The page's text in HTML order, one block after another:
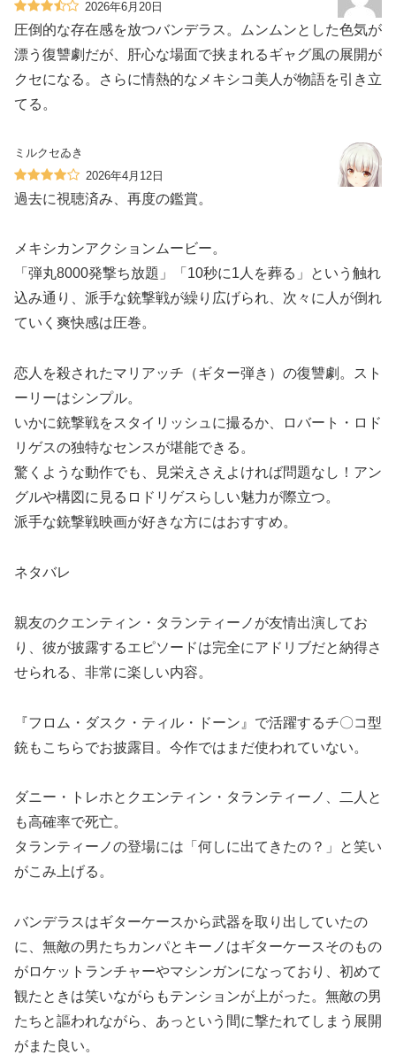
2026年6月20日
圧倒的な存在感を放つバンデラス。ムンムンとした色気が
漂う復讐劇だが、肝心な場面で挟まれるギャグ風の展開が
クセになる。さらに情熱的なメキシコ美人が物語を引き立
てる。
ミルクセゐき
2026年4月12日
過去に視聴済み、再度の鑑賞。
メキシカンアクションムービー。
「弾丸8000発撃ち放題」「10秒に1人を葬る」という触れ
込み通り、派手な銃撃戦が繰り広げられ、次々に人が倒れ
ていく爽快感は圧巻。
恋人を殺されたマリアッチ（ギター弾き）の復讐劇。スト
ーリーはシンプル。
いかに銃撃戦をスタイリッシュに撮るか、ロバート・ロド
リゲスの独特なセンスが堪能できる。
驚くような動作でも、見栄えさえよければ問題なし！アン
グルや構図に見るロドリゲスらしい魅力が際立つ。
派手な銃撃戦映画が好きな方にはおすすめ。
️ネタバレ️
親友のクエンティン・タランティーノが友情出演してお
り、彼が披露するエピソードは完全にアドリブだと納得さ
せられる、非常に楽しい内容。
『フロム・ダスク・ティル・ドーン』で活躍するチ〇コ型
銃もこちらでお披露目。今作ではまだ使われていない。
ダニー・トレホとクエンティン・タランティーノ、二人と
も高確率で死亡。
タランティーノの登場には「何しに出てきたの？」と笑い
がこみ上げる。
バンデラスはギターケースから武器を取り出していたの
に、無敵の男たちカンパとキーノはギターケースそのもの
がロケットランチャーやマシンガンになっており、初めて
観たときは笑いながらもテンションが上がった。無敵の男
たちと謳われながら、あっという間に撃たれてしまう展開
がまた良い。